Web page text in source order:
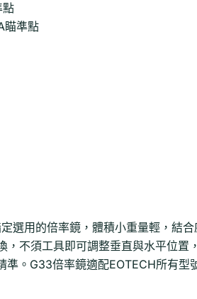
點
瞄準點
選用的倍率鏡，體積小重量輕，結合
，不須工具即可調整垂直與水平位置
準。G33倍率鏡適配EOTECH所有型